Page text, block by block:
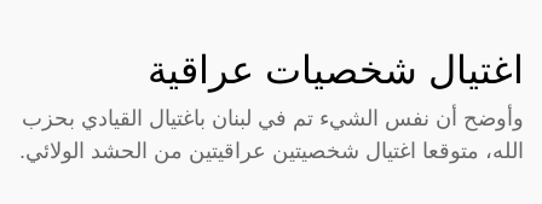
اغتيال شخصيات عراقية
وأوضح أن نفس الشيء تم في لبنان باغتيال القيادي بحزب
الله، متوقعا اغتيال شخصيتين عراقيتين من الحشد الولائي.